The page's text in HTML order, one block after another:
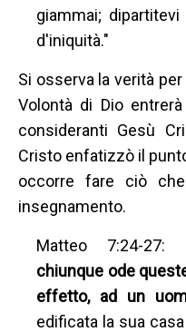
giammai;
d'iniquità."
Si osserva la verità
Volontà di Dio
consideranti Gesù
Cristo enfatizzò il
occorre fare ciò
insegnamento.
Matteo 7:24-27:
chiunque ode
effetto, ad un
edificata la sua